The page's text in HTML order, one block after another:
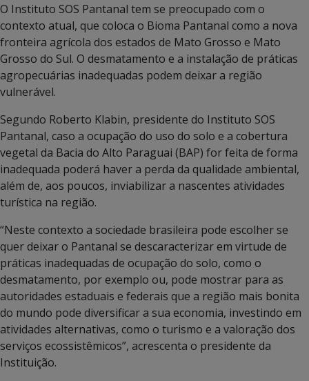
O Instituto SOS Pantanal tem se preocupado com o
contexto atual, que coloca o Bioma Pantanal como a nova
fronteira agrícola dos estados de Mato Grosso e Mato
Grosso do Sul. O desmatamento e a instalação de práticas
agropecuárias inadequadas podem deixar a região
vulnerável.
Segundo Roberto Klabin, presidente do Instituto SOS
Pantanal, caso a ocupação do uso do solo e a cobertura
vegetal da Bacia do Alto Paraguai (BAP) for feita de forma
inadequada poderá haver a perda da qualidade ambiental,
além de, aos poucos, inviabilizar a nascentes atividades
turística na região.
“Neste contexto a sociedade brasileira pode escolher se
quer deixar o Pantanal se descaracterizar em virtude de
práticas inadequadas de ocupação do solo, como o
desmatamento, por exemplo ou, pode mostrar para as
autoridades estaduais e federais que a região mais bonita
do mundo pode diversificar a sua economia, investindo em
atividades alternativas, como o turismo e a valoração dos
serviços ecossistêmicos”, acrescenta o presidente da
Instituição.